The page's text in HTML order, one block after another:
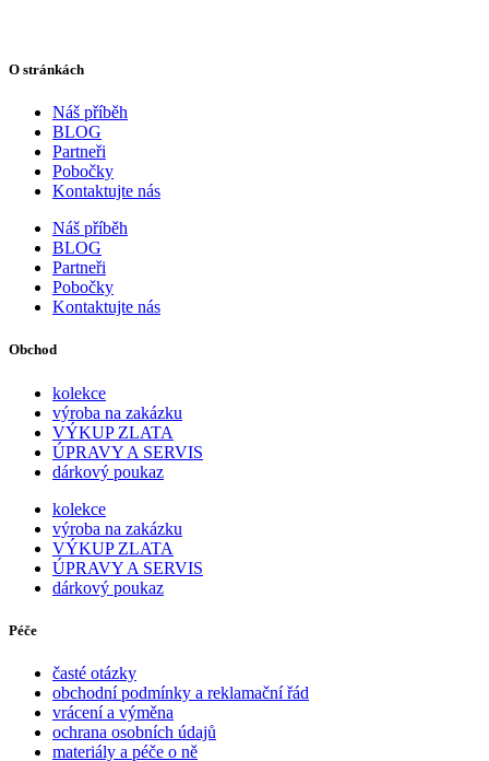
O stránkách
Náš příběh
BLOG
Partneři
Pobočky
Kontaktujte nás
Náš příběh
BLOG
Partneři
Pobočky
Kontaktujte nás
Obchod
kolekce
výroba na zakázku
VÝKUP ZLATA
ÚPRAVY A SERVIS
dárkový poukaz
kolekce
výroba na zakázku
VÝKUP ZLATA
ÚPRAVY A SERVIS
dárkový poukaz
Péče
časté otázky
obchodní podmínky a reklamační řád
vrácení a výměna
ochrana osobních údajů
materiály a péče o ně